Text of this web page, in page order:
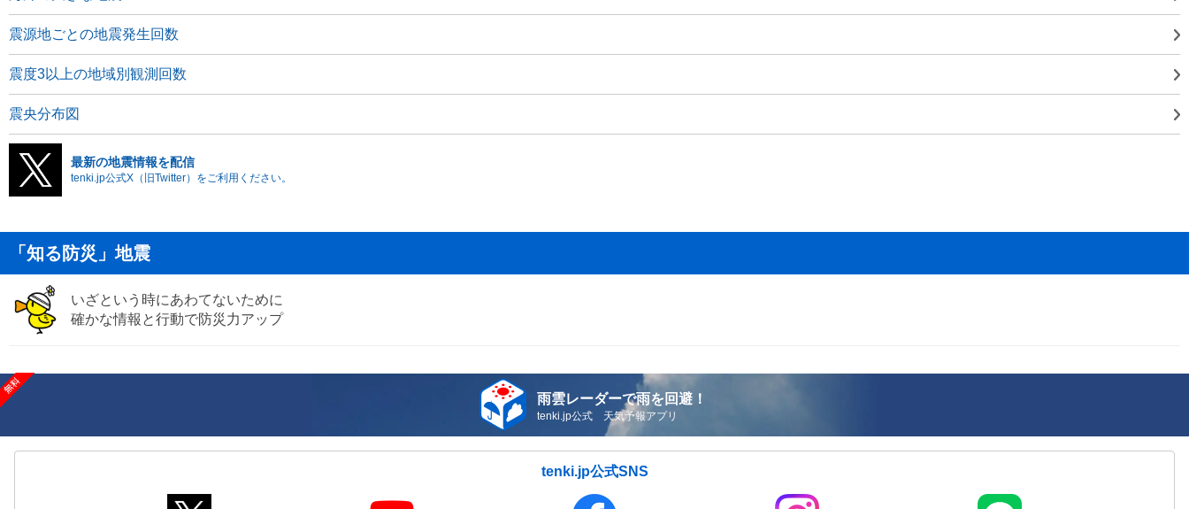
震源地ごとの地震発生回数
震度3以上の地域別観測回数
震央分布図
最新の地震情報を配信
tenki.jp公式X（旧Twitter）をご利用ください。
「知る防災」地震
いざという時にあわてないために
確かな情報と行動で防災力アップ
雨雲レーダーで雨を回避！
tenki.jp公式 天気予報アプリ
tenki.jp公式SNS